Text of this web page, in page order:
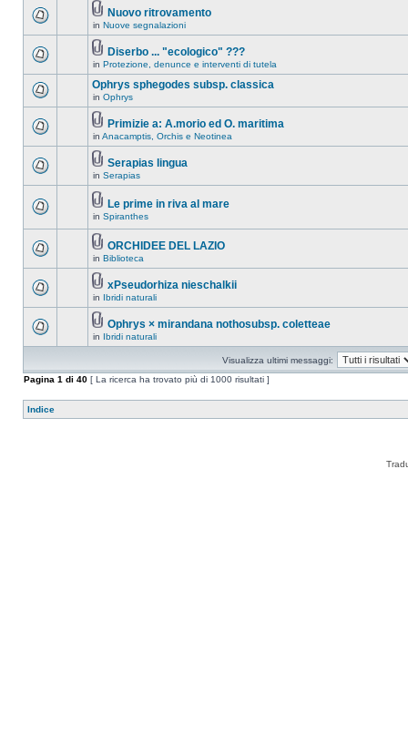
Nuovo ritrovamento
in Nuove segnalazioni
Diserbo ... "ecologico" ???
in Protezione, denunce e interventi di tutela
Ophrys sphegodes subsp. classica
in Ophrys
Primizie a: A.morio ed O. maritima
in Anacamptis, Orchis e Neotinea
Serapias lingua
in Serapias
Le prime in riva al mare
in Spiranthes
ORCHIDEE DEL LAZIO
in Biblioteca
xPseudorhiza nieschalkii
in Ibridi naturali
Ophrys × mirandana nothosubsp. coletteae
in Ibridi naturali
Visualizza ultimi messaggi:
Pagina 1 di 40 [ La ricerca ha trovato più di 1000 risultati ]
Indice